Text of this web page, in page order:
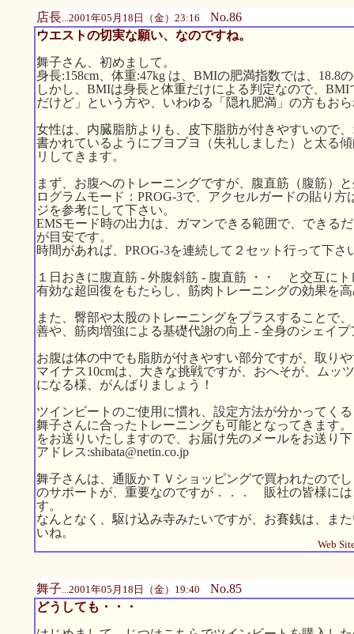
店長...2001年05月18日（金）23:16 No.86
ウエストの切実な願い、なのですね。
舞子さん、初めまして。
身長:158cm、体重:47kg は、BMIの肥満指数では、18.8
しかし、BMIは身長と体重だけによる判定なので、
だけど」という方や、いわゆる「隠れ肥満」の方もお
女性は、内臓脂肪よりも、皮下脂肪が付きやすいので
書かれているようにブヨブヨ（失礼しました）と太る
リしてきます。
まず、お腹へのトレーニングですが、腹直筋（腹筋）
ログラムモード：PROG-3で、アクセルガードの貼り方
ジを参考にして下さい。
EMSモード時の出力は、ガマンできる範囲で、できる
が目安です。
時間があれば、PROG-3を連続して２セット行って下さ
１日おきに腹直筋 - 外腹斜筋 - 腹直筋 ・・ と交互に
有効な超回復をもたらし、筋肉トレーニングの効果を
また、臀部や太股のトレーニングをプラスすることで
善や、筋肉増強による基礎代謝の向上 - 全身のシェイ
お腹は体の中でも脂肪が付きやすい部分ですが、取り
マイナス10cmは、大きな挑戦ですが、おへそが、ムッ
になる様、がんばりましょう！
ツインビートのご使用に慣れ、設定方法が分かってく
舞子さんに合ったトレーニングも可能となってきます
をお送りいたしますので、お届け先のメールをお送り
アドレス:shibata@netin.co.jp
舞子さんは、通販かＴＶショッピングで買われたので
のサポートが、重要なのですが．．． 販社の皆様に
す。
なんとなく、駆け込み寺みたいですが、お賽銭は、ま
いね。
Web
舞子...2001年05月18日（金）19:40 No.85
どうしても・・・